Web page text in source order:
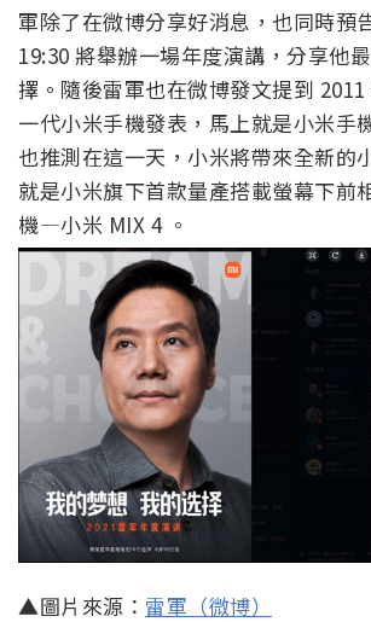
軍除了在微博分享好消息，也同時預
19:30 將舉辦一場年度演講，分享他
擇。隨後雷軍也在微博發文提到
一代小米手機發表，馬上就是小米手
也推測在這一天，小米將帶來全新的
就是小米旗下首款量產搭載螢幕下前
機—小米 MIX 4 。
▲圖片來源： 雷軍（微博）